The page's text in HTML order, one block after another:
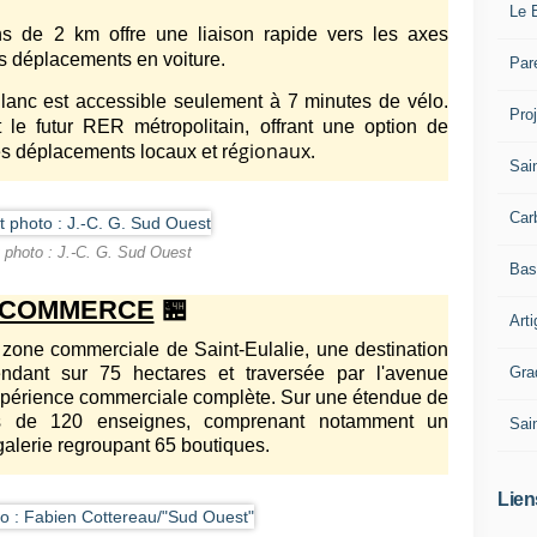
2 km offre une liaison rapide vers les axes
déplacements en voiture.
est accessible seulement à 7 minutes de vélo.
futur RER métropolitain, offrant une option de
déplacements locaux et régionaux.
photo : J.-C. G. Sud Ouest
🏪
commerciale de Saint-Eulalie, une destination
sur 75 hectares et traversée par l'avenue
commerciale complète. Sur une étendue de
120 enseignes, comprenant notamment un
regroupant 65 boutiques.
Le